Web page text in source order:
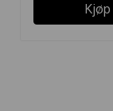
Kjøp